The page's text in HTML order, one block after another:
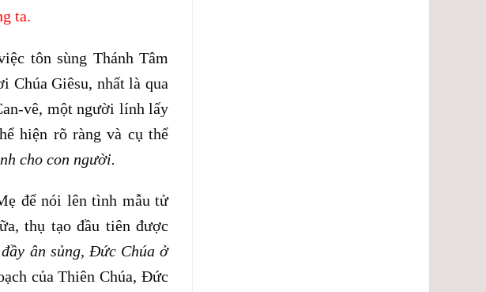
ta.
tôn sùng Thánh Tâm
Chúa Giêsu, nhất là qua
vê, một người lính lấy
hiện rõ ràng và cụ thể
cho con người.
để nói lên tình mẫu tử
thụ tạo đầu tiên được
ân sủng, Đức Chúa ở
của Thiên Chúa, Đức